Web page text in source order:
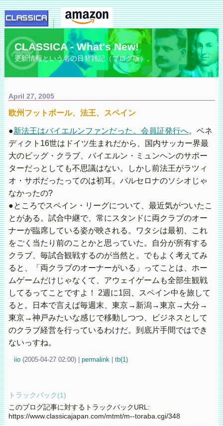
CLASSICA - What's New!
更新情報という名の日替雑記（ブログ版）。
April 27, 2005
欧州フットボール、法王、スペイン
●新法王はバイエルンファンだった。会員証発行へ。ベネ
ディクト16世はドイツ生まれだから、国内サッカー界最
大のビッグ・クラブ、バイエルン・ミュンヘンのサポー
ターだっとしても不思議はない。しかし前法王がラツィ
オ・サポだったってのは初耳。バルセロナのソシオじゃ
なかったの?
●ところでスペイン・リーグについて、最近気がついたこ
とがある。試合中継で、常にスタンドに両クラブのオー
ナーが臨席している姿が映される。ワタシは最初、これ
をごく当たり前のことかと思っていた。自分が所有する
クラブ、毎試合観戦するのが当然と。でもよく考えてみ
ると、「両クラブのオーナーがいる」ってことは、ホー
ムゲームだけじゃなくて、アウェイゲームも全部生観戦
してるってことですよ！ 2週に1回、スペイン中を旅して
ると。日本で言えば毎週末、東京→新潟→東京→大分→
東京→神戸みたいな感じで移動しつつ、ビジネスとして
のクラブ経営を行っているわけだ。到底片手間ではでき
ないっすね。
iio (2005-04-27 02:00) permalink| tb(1)
トラックバック(1)
このブログ記事に対するトラックバックURL:
https://www.classicajapan.com/mtmt/m--toraba.cgi/348